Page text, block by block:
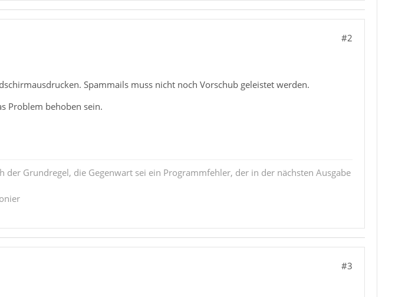
#2
Spammails muss nicht noch Vorschub geleistet werden.
Problem behoben sein.
Grundregel, die Gegenwart sei ein Programmfehler, der in der nächsten Ausgabe
#3